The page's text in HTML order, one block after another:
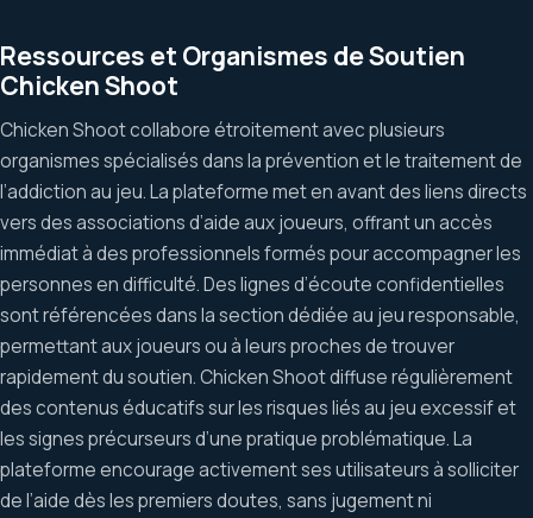
Ressources et Organismes de Soutien
Chicken Shoot
Chicken Shoot collabore étroitement avec plusieurs
organismes spécialisés dans la prévention et le traitement de
l’addiction au jeu. La plateforme met en avant des liens directs
vers des associations d’aide aux joueurs, offrant un accès
immédiat à des professionnels formés pour accompagner les
personnes en difficulté. Des lignes d’écoute confidentielles
sont référencées dans la section dédiée au jeu responsable,
permettant aux joueurs ou à leurs proches de trouver
rapidement du soutien. Chicken Shoot diffuse régulièrement
des contenus éducatifs sur les risques liés au jeu excessif et
les signes précurseurs d’une pratique problématique. La
plateforme encourage activement ses utilisateurs à solliciter
de l’aide dès les premiers doutes, sans jugement ni